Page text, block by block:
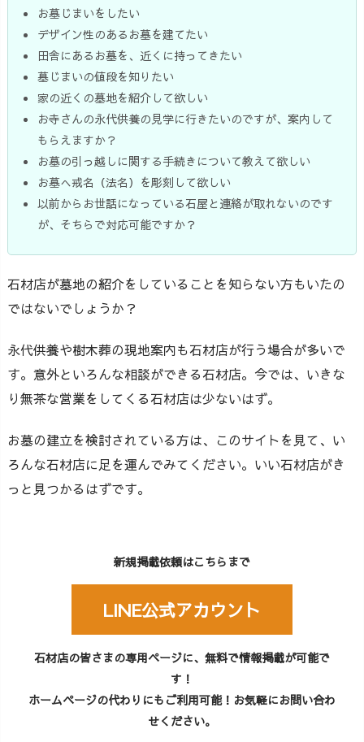
お墓じまいをしたい
デザイン性のあるお墓を建てたい
田舎にあるお墓を、近くに持ってきたい
墓じまいの値段を知りたい
家の近くの墓地を紹介して欲しい
お寺さんの永代供養の見学に行きたいのですが、案内して
もらえますか？
お墓の引っ越しに関する手続きについて教えて欲しい
お墓へ戒名（法名）を彫刻して欲しい
以前からお世話になっている石屋と連絡が取れないのです
が、そちらで対応可能ですか？
石材店が墓地の紹介をしていることを知らない方もいたの
ではないでしょうか？
永代供養や樹木葬の現地案内も石材店が行う場合が多いで
す。意外といろんな相談ができる石材店。今では、いきな
り無茶な営業をしてくる石材店は少ないはず。
お墓の建立を検討されている方は、このサイトを見て、い
ろんな石材店に足を運んでみてください。いい石材店がき
っと見つかるはずです。
新規掲載依頼はこちらまで
LINE公式アカウント
石材店の皆さまの専用ページに、無料で情報掲載が可能で
す！
ホームページの代わりにもご利用可能！お気軽にお問い合わ
せください。